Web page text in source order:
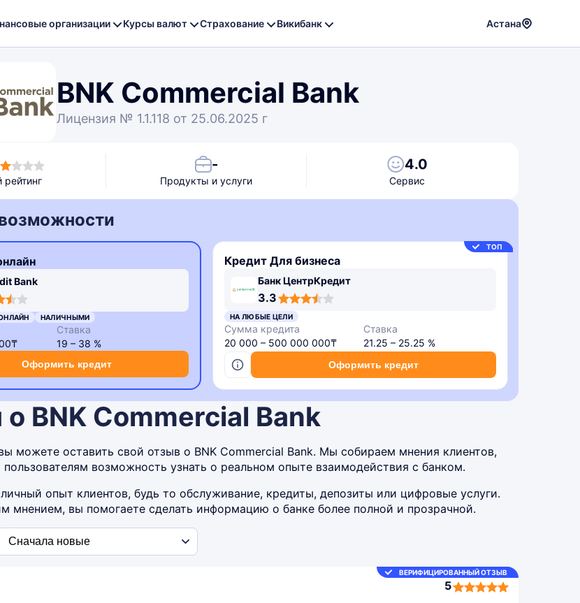
организации Курсы валют Страхование Викибанк Астана
BNK Commercial Bank
Лицензия № 1.1.118 от 25.06.2025 г
-
Продукты и услуги
4.0
Сервис
ТОП
Bank
НАЛИЧНЫМИ
Ставка
19 – 38 %
Оформить кредит
Кредит Для бизнеса
Банк ЦентрКредит
3.3
НА ЛЮБЫЕ ЦЕЛИ
Сумма кредита
20 000 – 500 000 000₸
Ставка
21.25 – 25.25 %
Оформить кредит
BNK Commercial Bank
можете оставить свой отзыв о BNK Commercial Bank. Мы собираем мнения клиентов,
возможность узнать о реальном опыте взаимодействия с банком.
опыт клиентов, будь то обслуживание, кредиты, депозиты или цифровые услуги.
мнением, вы помогаете сделать информацию о банке более полной и прозрачной.
ВЕРИФИЦИРОВАННЫЙ ОТЗЫВ
5
5,0